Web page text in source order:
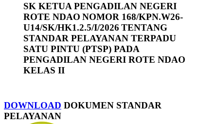
SK KETUA PENGADILAN NEGERI
ROTE NDAO NOMOR 168/KPN.W26-
U14/SK/HK1.2.5/I/2026 TENTANG
STANDAR PELAYANAN TERPADU
SATU PINTU (PTSP) PADA
PENGADILAN NEGERI ROTE NDAO
KELAS II
DOWNLOAD DOKUMEN STANDAR
PELAYANAN